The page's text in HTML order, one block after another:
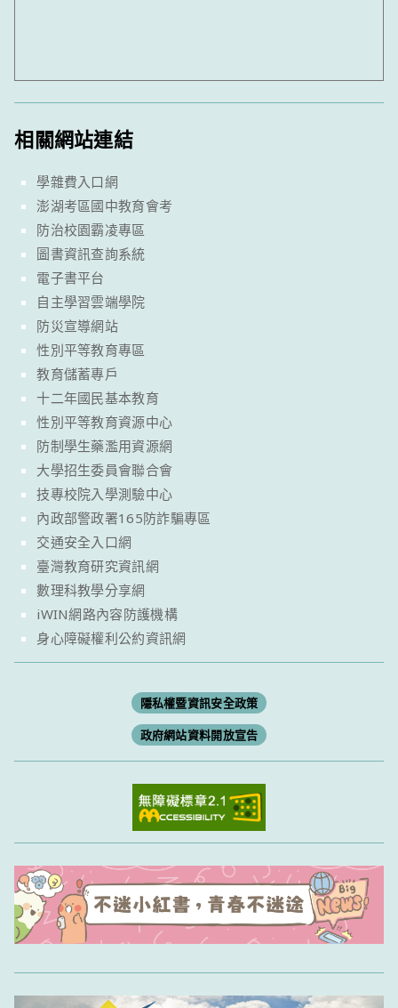
相關網站連結
學雜費入口網
澎湖考區國中教育會考
防治校園霸凌專區
圖書資訊查詢系統
電子書平台
自主學習雲端學院
防災宣導網站
性別平等教育專區
教育儲蓄專戶
十二年國民基本教育
性別平等教育資源中心
防制學生藥濫用資源網
大學招生委員會聯合會
技專校院入學測驗中心
內政部警政署165防詐騙專區
交通安全入口網
臺灣教育研究資訊網
數理科教學分享網
iWIN網路內容防護機構
身心障礙權利公約資訊網
隱私權暨資訊安全政策
政府網站資料開放宣告